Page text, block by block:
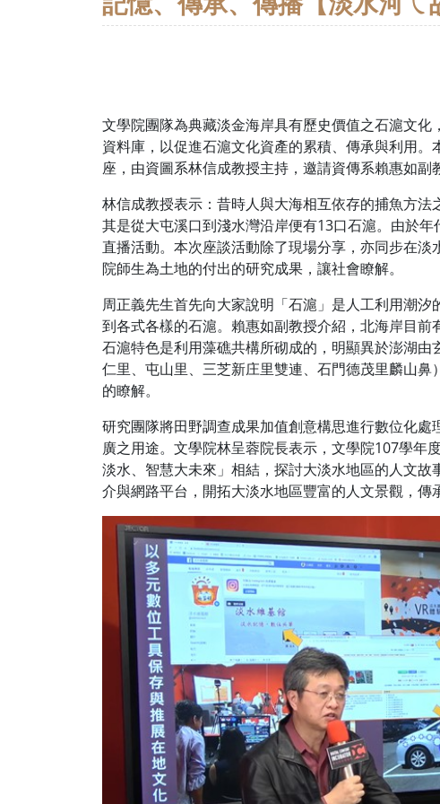
文學院團隊為典藏淡金海岸具有歷史價值之石滬文
資料庫，以促進石滬文化資產的累積、傳承與利用
座，由資圖系林信成教授主持，邀請資傳系賴惠如副
林信成教授表示：昔時人與大海相互依存的捕魚方
其是從大屯溪口到淺水灣沿岸便有13口石滬。由於
直播活動。本次座談活動除了現場分享，亦同步在
院師生為土地的付出的研究成果，讓社會瞭解。
周正義先生首先向大家說明「石滬」是人工利用潮
到各式各樣的石滬。賴惠如副教授介紹，北海岸目
石滬特色是利用藻礁共構所砌成的，明顯異於澎湖
仁里、屯山里、三芝新庄里雙連、石門德茂里麟山
的瞭解。
研究團隊將田野調查成果加值創意構思進行數位化
廣之用途。文學院林呈蓉院長表示，文學院107學年
淡水、智慧大未來」相結，探討大淡水地區的人文
介與網路平台，開拓大淡水地區豐富的人文景觀，傳